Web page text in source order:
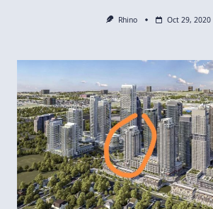
Rhino Oct 29, 2020